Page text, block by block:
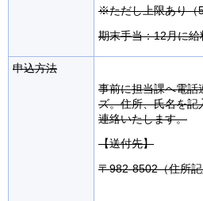
※ただし上限あり（
期末手当：12月に
申込方法
事前に担当課へ電話
ズ。住所、氏名を記
連絡いたします。
【送付先】
〒982-8502（住所